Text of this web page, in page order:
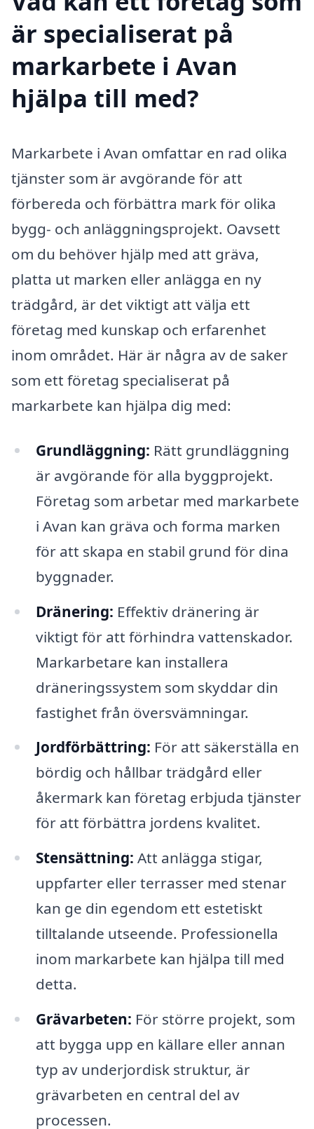
är specialiserat på
markarbete i Avan
hjälpa till med?
Markarbete i Avan omfattar en rad olika
tjänster som är avgörande för att
förbereda och förbättra mark för olika
bygg- och anläggningsprojekt. Oavsett
om du behöver hjälp med att gräva,
platta ut marken eller anlägga en ny
trädgård, är det viktigt att välja ett
företag med kunskap och erfarenhet
inom området. Här är några av de saker
som ett företag specialiserat på
markarbete kan hjälpa dig med:
Grundläggning: Rätt grundläggning
är avgörande för alla byggprojekt.
Företag som arbetar med markarbete
i Avan kan gräva och forma marken
för att skapa en stabil grund för dina
byggnader.
Dränering: Effektiv dränering är
viktigt för att förhindra vattenskador.
Markarbetare kan installera
dräneringssystem som skyddar din
fastighet från översvämningar.
Jordförbättring: För att säkerställa en
bördig och hållbar trädgård eller
åkermark kan företag erbjuda tjänster
för att förbättra jordens kvalitet.
Stensättning: Att anlägga stigar,
uppfarter eller terrasser med stenar
kan ge din egendom ett estetiskt
tilltalande utseende. Professionella
inom markarbete kan hjälpa till med
detta.
Grävarbeten: För större projekt, som
att bygga upp en källare eller annan
typ av underjordisk struktur, är
grävarbeten en central del av
processen.